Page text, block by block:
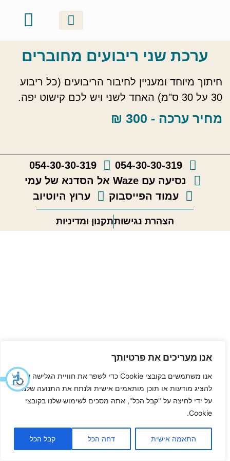
אנו מעריכים את פרטיותך
אנו משתמשים בקובצי Cookie כדי לשפר את חוויית הגלישה שלך,
להציג מודעות או תוכן מותאמים אישית ולנתח את התנועה שלנו.
על ידי לחיצה על "קבל הכל", אתה מסכים לשימוש שלנו בקובצי
Cookie.
התאמה אישית דחה הכל קבל הכל
ערכת שני ריבועים מחוברים
חיתוך מיוחד ומעניין לחיבור הריבועים (כל ריבוע
30 על 30 ס"מ) האחד לשני ויש לכם קישוט יפה.
מחיר ערכה - 300 ₪
054-30-30-319
054-30-30-319
נסיעה עם Waze אל הסדנא של עמי
עמוד הפייסבוק
ערוץ היוטיוב
הצהרת נגישותתקנון ומדיניות